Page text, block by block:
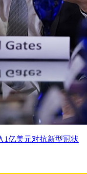
1亿美元对抗新型冠状